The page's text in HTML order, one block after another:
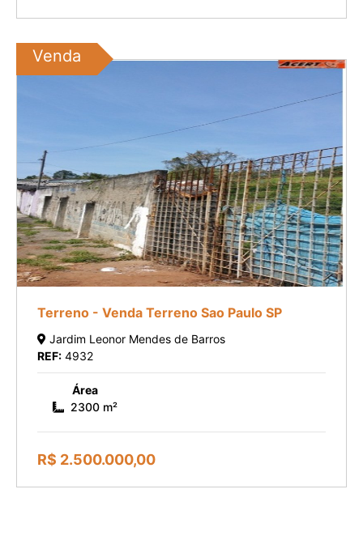
Venda
Terreno - Venda Terreno Sao Paulo SP
Jardim Leonor Mendes de Barros
REF: 4932
Área
2300 m²
R$ 2.500.000,00